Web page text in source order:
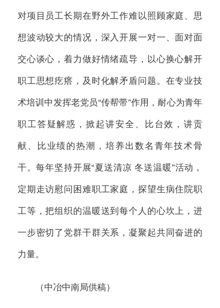
对项目员工长期在野外工作难以照顾家庭、思
想波动较大的情况，深入开展一对一、面对面
交心谈心，着力做好情绪疏导，以心换心解开
职工思想疙瘩，及时化解矛盾问题。在专业技
术培训中发挥老党员“传帮带”作用，耐心为青年
职工答疑解惑，掀起讲安全、比台效，讲贡
献、比业绩的热潮，培养出数名青年技术骨
干。每年坚持开展“夏送清凉 冬送温暖”活动，
定期走访慰问困难职工家庭，探望生病住院职
工等，把组织的温暖送到每个人的心坎上，进
一步密切了党群干群关系，凝聚起共同奋进的
力量。
（中冶中南局供稿）